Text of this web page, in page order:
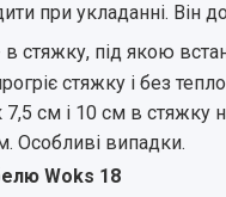
при укладанні. Він
стяжку, під якою
стяжку і без
см і 10 см в стяжку
Особливі випадки.
Woks 18